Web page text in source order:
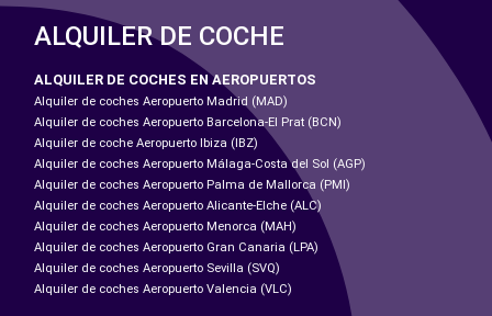
ALQUILER DE COCHE
ALQUILER DE COCHES EN AEROPUERTOS
Alquiler de coches Aeropuerto Madrid (MAD)
Alquiler de coches Aeropuerto Barcelona-El Prat (BCN)
Alquiler de coche Aeropuerto Ibiza (IBZ)
Alquiler de coches Aeropuerto Málaga-Costa del Sol (AGP)
Alquiler de coches Aeropuerto Palma de Mallorca (PMI)
Alquiler de coches Aeropuerto Alicante-Elche (ALC)
Alquiler de coches Aeropuerto Menorca (MAH)
Alquiler de coches Aeropuerto Gran Canaria (LPA)
Alquiler de coches Aeropuerto Sevilla (SVQ)
Alquiler de coches Aeropuerto Valencia (VLC)